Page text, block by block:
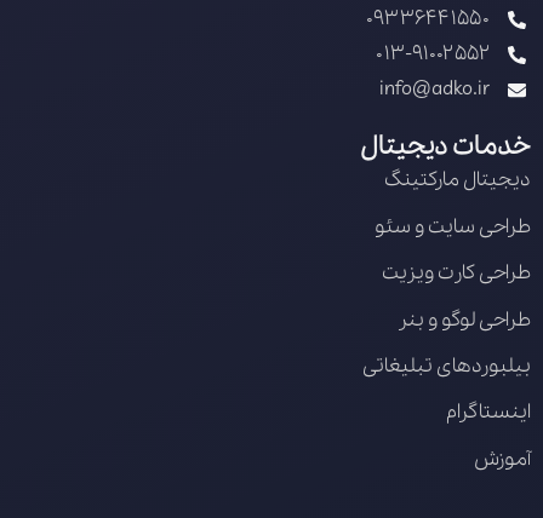
09336441550
013-91002552
info@adko.ir
خدمات دیجیتال
دیجیتال مارکتینگ
طراحی سایت و سئو
طراحی کارت ویزیت
طراحی لوگو و بنر
بیلبوردهای تبلیغاتی
اینستاگرام
آموزش